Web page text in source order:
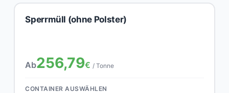
Sperrmüll (ohne Polster)
Ab256,79€ / Tonne
CONTAINER AUSWÄHLEN